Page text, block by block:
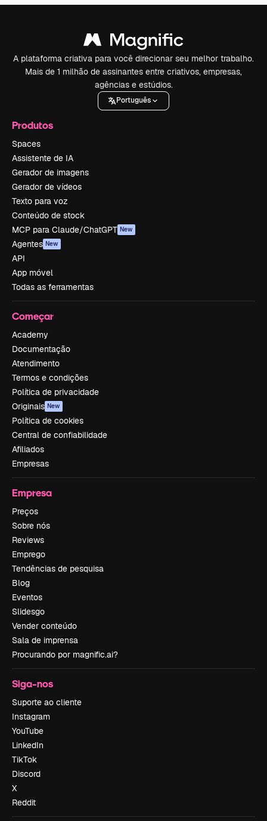
A plataforma criativa para você direcionar seu melhor trabalho.
Mais de 1 milhão de assinantes entre criativos, empresas,
agências e estúdios.
Português
Produtos
Spaces
Assistente de IA
Gerador de imagens
Gerador de vídeos
Texto para voz
Conteúdo de stock
MCP para Claude/ChatGPT New
Agentes New
API
App móvel
Todas as ferramentas
Começar
Academy
Documentação
Atendimento
Termos e condições
Política de privacidade
Originais New
Política de cookies
Central de confiabilidade
Afiliados
Empresas
Empresa
Preços
Sobre nós
Reviews
Emprego
Tendências de pesquisa
Blog
Eventos
Slidesgo
Vender conteúdo
Sala de imprensa
Procurando por magnific.ai?
Siga-nos
Suporte ao cliente
Instagram
YouTube
LinkedIn
TikTok
Discord
X
Reddit